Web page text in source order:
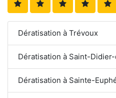
Dératisation à Trévoux
Dératisation à Saint-
Dératisation à Sainte-